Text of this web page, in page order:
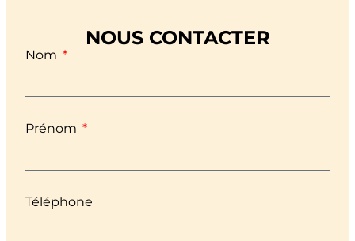
NOUS CONTACTER
Nom
Prénom
Téléphone